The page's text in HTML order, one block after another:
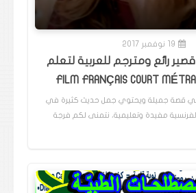
19 نوفمبر 2017
رائع ومترجم للعربية لتعلم
قصة جميلة ويحتوي جمل حديث كثيرة في
مفيدة وتعليمية، نتمنى لكم فرجة